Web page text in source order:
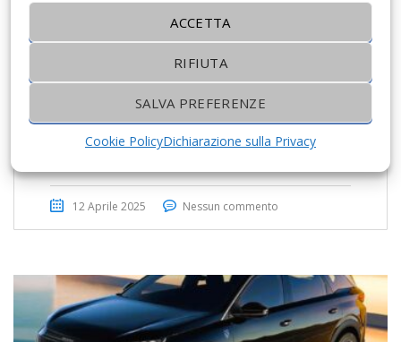
ACCETTA
RIFIUTA
SALVA PREFERENZE
Cookie PolicyDichiarazione sulla Privacy
che unisce eleganza, prestazioni e
12 Aprile 2025 Nessun commento